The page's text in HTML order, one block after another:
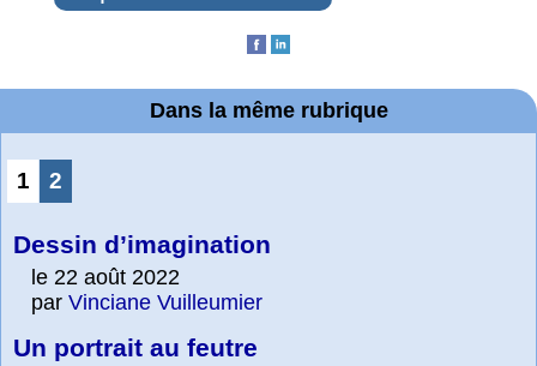
Dans la même rubrique
1 2
Dessin d’imagination
le 22 août 2022
par Vinciane Vuilleumier
Un portrait au feutre